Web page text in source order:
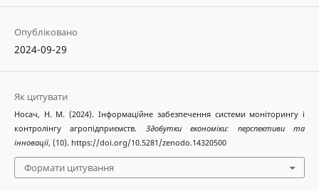
Опубліковано
2024-09-29
Як цитувати
Носач, Н. М. (2024). Інформаційне забезпечення системи моніторингу і
контролінгу агропідприємств. Здобутки економіки: перспективи та
інновації, (10). https://doi.org/10.5281/zenodo.14320500
Формати цитування